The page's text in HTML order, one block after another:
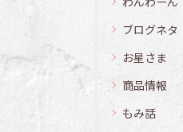
ブログネタ
お星さま
商品情報
もみ話